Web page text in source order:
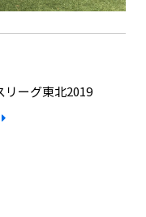
リーグ東北2019